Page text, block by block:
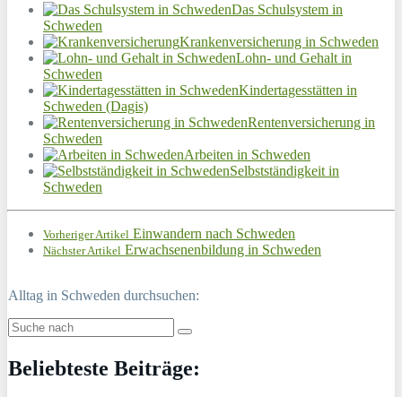
Das Schulsystem in
Schweden
Krankenversicherung in Schweden
Lohn- und Gehalt in
Schweden
Kindertagesstätten in
Schweden (Dagis)
Rentenversicherung in
Schweden
Arbeiten in Schweden
Selbstständigkeit in
Schweden
Vorheriger Artikel Einwandern nach Schweden
Nächster Artikel Erwachsenenbildung in Schweden
Alltag in Schweden durchsuchen:
Beliebteste Beiträge: